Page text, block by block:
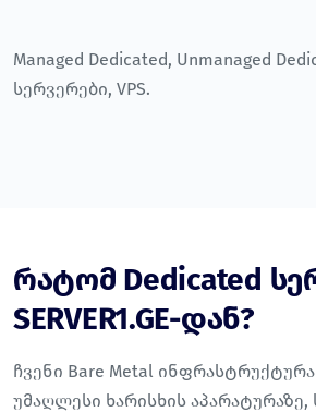
Managed Dedicated, Unmanaged
სერვერები, VPS.
რატომ Dedicated
SERVER1.GE-დან?
ჩვენი Bare Metal
უმაღლესი ხარისხის